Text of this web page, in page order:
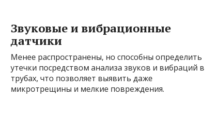
Звуковые и вибрационные
датчики
Менее распространены, но способны определить
утечки посредством анализа звуков и вибраций в
трубах, что позволяет выявить даже
микротрещины и мелкие повреждения.